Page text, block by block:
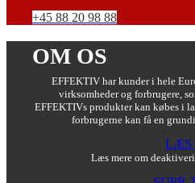
+45 88 20 98 88
OM OS
EFFEKTIV har kunder i hele
virksomheder og forbrugere,
EFFEKTIVs produkter kan købes i
forbrugerne kan få en
LÆS
Læs mere om